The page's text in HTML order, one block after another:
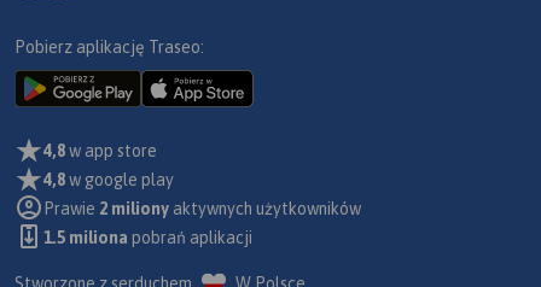
Pobierz aplikację Traseo:
4,8w app store
4,8w google play
Prawie 2 miliony aktywnych użytkowników
1.5 miliona pobrań aplikacji